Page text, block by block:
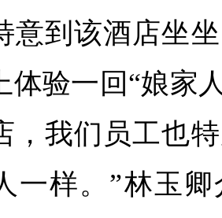
意到该酒店坐
体验一回“娘家
，我们员工也
一样。”林玉